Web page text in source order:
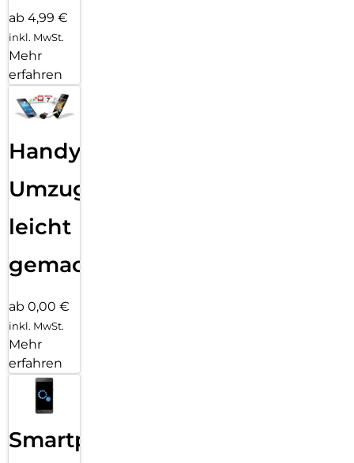
ab 4,99 €
inkl. MwSt.
Mehr
erfahren
Handy
Umzug
leicht
gemacht!
ab 0,00 €
inkl. MwSt.
Mehr
erfahren
Smartphone